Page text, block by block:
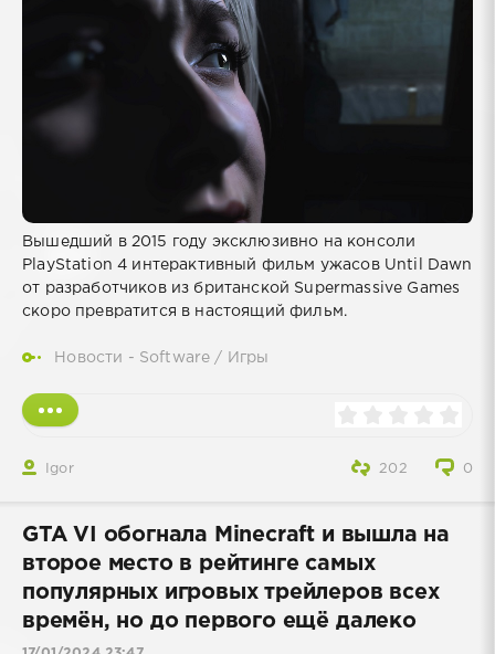
Вышедший в 2015 году эксклюзивно на консоли
PlayStation 4 интерактивный фильм ужасов Until Dawn
от разработчиков из британской Supermassive Games
скоро превратится в настоящий фильм.
Новости - Software / Игры
Igor 0
202
GTA VI обогнала Minecraft и вышла на
второе место в рейтинге самых
популярных игровых трейлеров всех
времён, но до первого ещё далеко